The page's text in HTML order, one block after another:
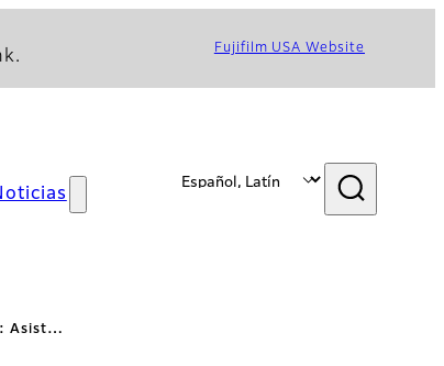
Fujifilm USA Website
Asist…